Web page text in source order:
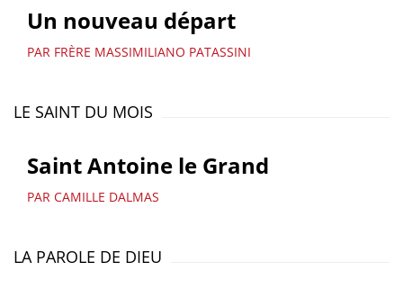
Un nouveau départ
PAR FRÈRE MASSIMILIANO PATASSINI
LE SAINT DU MOIS
Saint Antoine le Grand
PAR CAMILLE DALMAS
LA PAROLE DE DIEU